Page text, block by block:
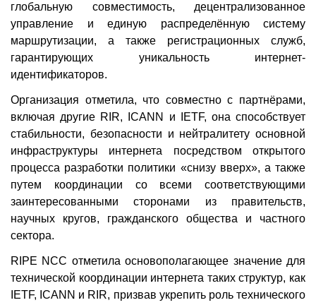
глобальную совместимость, децентрализованное
управление и единую распределённую систему
маршрутизации, а также регистрационных служб,
гарантирующих уникальность интернет-
идентификаторов.
Организация отметила, что совместно с партнёрами,
включая другие RIR, ICANN и IETF, она способствует
стабильности, безопасности и нейтралитету основной
инфраструктуры интернета посредством открытого
процесса разработки политики «снизу вверх», а также
путем координации со всеми соответствующими
заинтересованными сторонами из правительств,
научных кругов, гражданского общества и частного
сектора.
RIPE NCC отметила основополагающее значение для
технической координации интернета таких структур, как
IETF, ICANN и RIR, призвав укрепить роль технического